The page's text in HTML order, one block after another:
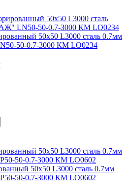
50х50 L3000 сталь 0.7мм
50-0.7-3000 КМ LO0234
50х50 L3000 сталь 0.7мм
50-0.7-3000 КМ LO0602